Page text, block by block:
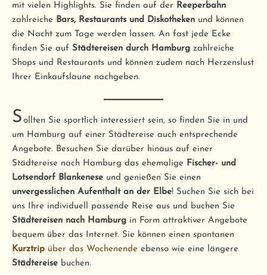
mit vielen Highlights. Sie finden auf der Reeperbahn
zahlreiche Bars, Restaurants und Diskotheken und können
die Nacht zum Tage werden lassen. An fast jede Ecke
finden Sie auf Städtereisen durch Hamburg zahlreiche
Shops und Restaurants und können zudem nach Herzenslust
Ihrer Einkaufslaune nachgeben.
S ollten Sie sportlich interessiert sein, so finden Sie in und
um Hamburg auf einer Städtereise auch entsprechende
Angebote. Besuchen Sie darüber hinaus auf einer
Städtereise nach Hamburg das ehemalige Fischer- und
Lotsendorf Blankenese und genießen Sie einen
unvergesslichen Aufenthalt an der Elbe! Suchen Sie sich bei
uns Ihre individuell passende Reise aus und buchen Sie
Städtereisen nach Hamburg in Form attraktiver Angebote
bequem über das Internet. Sie können einen spontanen
Kurztrip über das Wochenende ebenso wie eine längere
Städtereise buchen.